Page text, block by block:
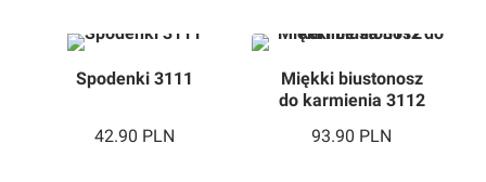
Spodenki 3111
42.90 PLN
Miękki biustonosz
do karmienia 3112
93.90 PLN